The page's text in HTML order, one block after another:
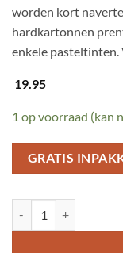
worden kort
hardkartonnen
enkele pasteltinten.
19.95
1 op voorraad (kan
GRATIS